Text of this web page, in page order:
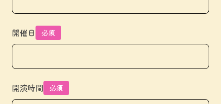
開催日 必須
開演時間 必須